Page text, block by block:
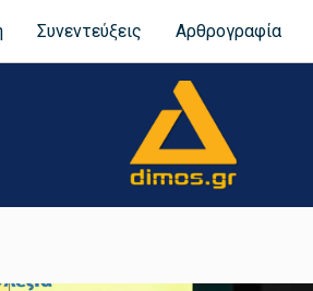
Συνεντεύξεις Αρθρογραφία